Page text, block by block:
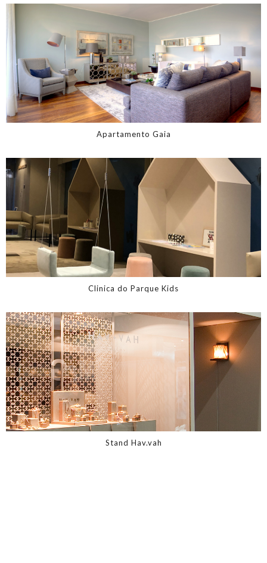
Apartamento Gaia
Clinica do Parque Kids
Stand Hav.vah